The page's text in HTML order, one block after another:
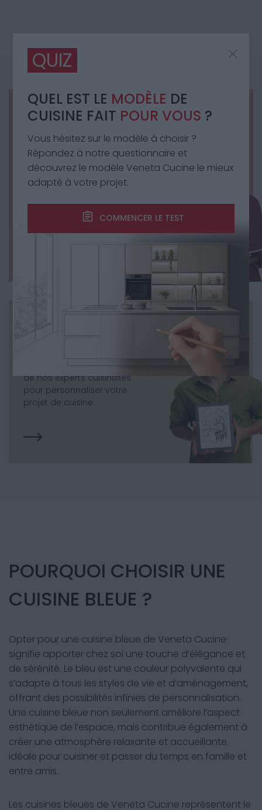
QUIZ : Quel est le
cuisine idéale ?
Découvrez en quelques
secondes quel style de
vos besoins, vos envies, votre
Une équipe d’experts
à votre disposition
Prenez rendez-vous avec l’un
de nos experts cuisinistes
pour personnaliser votre
projet de cuisine.
POURQUOI CHOISIR UNE
CUISINE BLEUE ?
Opter pour une cuisine bleue de Veneta Cucine
signifie apporter chez soi une touche d’élégance et
de sérénité. Le bleu est une couleur polyvalente qui
s’adapte à tous les styles de vie et d’aménagement,
offrant des possibilités infinies de personnalisation.
Une cuisine bleue non seulement améliore l’aspect
esthétique de l’espace, mais contribue également à
créer une atmosphère relaxante et accueillante,
idéale pour cuisiner et passer du temps en famille et
entre amis.
Les cuisines bleues de Veneta Cucine représentent le
QUIZ
QUEL EST LE MODÈLE DE
CUISINE FAIT POUR VOUS ?
Vous hésitez sur le modèle à choisir ?
Répondez à notre questionnaire et
découvrez le modèle Veneta Cucine le mieux
adapté à votre projet.
COMMENCER LE TEST